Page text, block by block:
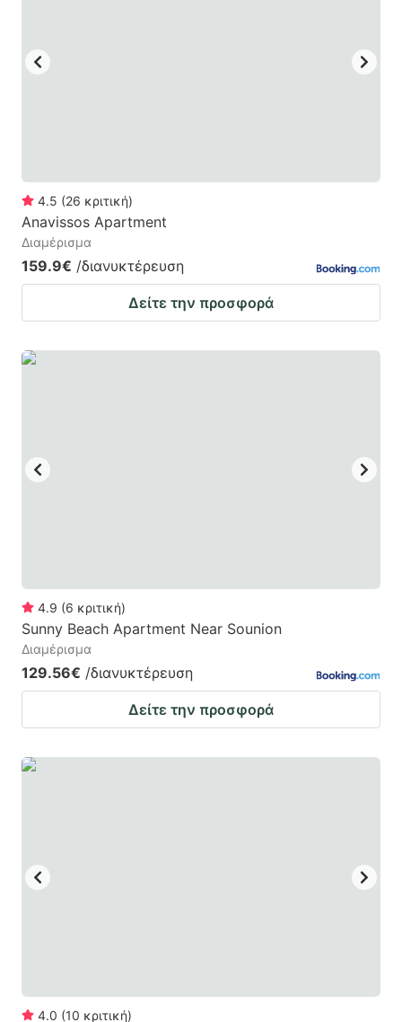
for
changing
dates.
4.5 (26 κριτική)
Anavissos Apartment
Διαμέρισμα
159.9€ /διανυκτέρευση
Δείτε την προσφορά
4.9 (6 κριτική)
Sunny Beach Apartment Near Sounion
Διαμέρισμα
129.56€ /διανυκτέρευση
Δείτε την προσφορά
4.0 (10 κριτική)